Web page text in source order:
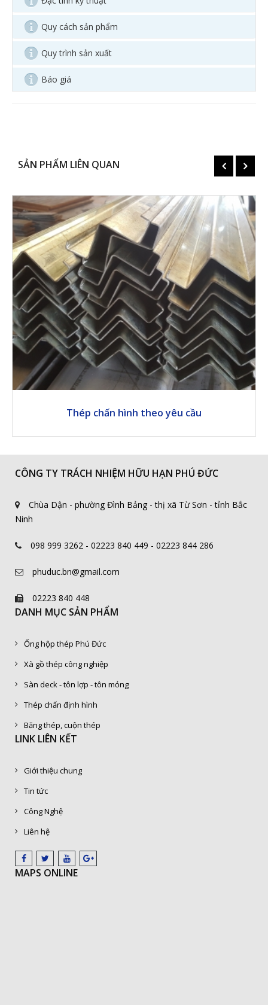
Quy cách sản phẩm
Quy trình sản xuất
Báo giá
SẢN PHẨM LIÊN QUAN
Thép chấn hình theo yêu cầu
CÔNG TY TRÁCH NHIỆM HỮU HẠN PHÚ ĐỨC
Chùa Dận - phường Đình Bảng - thị xã Từ Sơn - tỉnh Bắc
Ninh
098 999 3262 - 02223 840 449 - 02223 844 286
phuduc.bn@gmail.com
02223 840 448
DANH MỤC SẢN PHẨM
Ống hộp thép Phú Đức
Xà gồ thép công nghiệp
Sàn deck - tôn lợp - tôn mỏng
Thép chấn định hình
Băng thép, cuộn thép
LINK LIÊN KẾT
Giới thiệu chung
Tin tức
Công Nghệ
Liên hệ
MAPS ONLINE